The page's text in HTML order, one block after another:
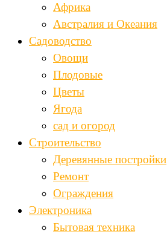
Африка
Австралия и Океания
Садоводство
Овощи
Плодовые
Цветы
Ягода
сад и огород
Строительство
Деревянные постройки
Ремонт
Ограждения
Электроника
Бытовая техника